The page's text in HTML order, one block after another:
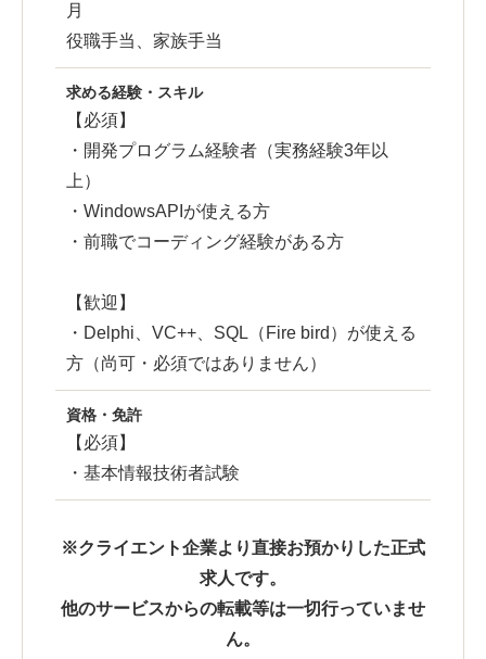
月
役職手当、家族手当
求める経験・スキル
【必須】
・開発プログラム経験者（実務経験3年以
上）
・WindowsAPIが使える方
・前職でコーディング経験がある方
【歓迎】
・Delphi、VC++、SQL（Fire bird）が使える
方（尚可・必須ではありません）
資格・免許
【必須】
・基本情報技術者試験
※クライエント企業より直接お預かりした正式
求人です。
他のサービスからの転載等は一切行っていませ
ん。